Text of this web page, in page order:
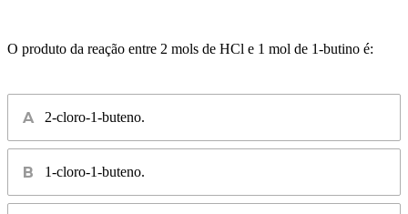
O produto da reação entre 2 mols de HCl e 1 mol de 1-butino é:
2-cloro-1-buteno.
1-cloro-1-buteno.